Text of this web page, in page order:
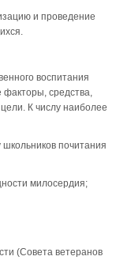
и проведение
воспитания
средства,
К числу наиболее
почитания
милосердия;
(Совета ветеранов